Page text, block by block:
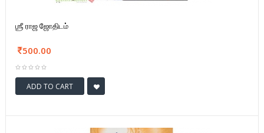
ஶ்ரீ ராஜ ஜோதிடம்
500.00
ADD TO CART